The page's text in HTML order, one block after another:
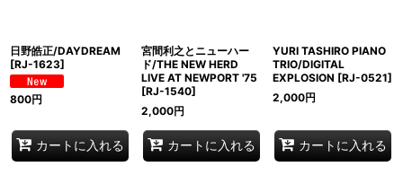
日野皓正/DAYDREAM
[RJ-1623]
800円
カートに入れる
宮間利之とニューハー
ド/THE NEW HERD
LIVE AT NEWPORT '75
[RJ-1540]
2,000円
カートに入れる
YURI TASHIRO PIANO
TRIO/DIGITAL
EXPLOSION [RJ-0521]
2,000円
カートに入れる